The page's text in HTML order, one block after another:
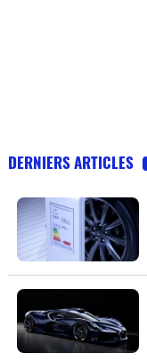
DERNIERS ARTICLES